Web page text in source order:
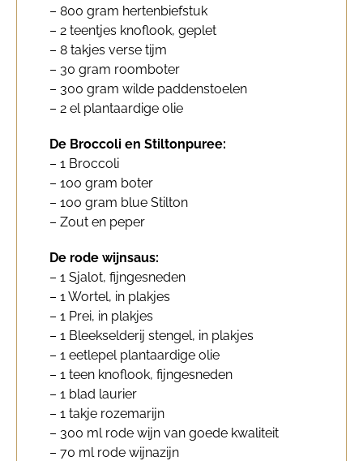
– 800 gram hertenbiefstuk
– 2 teentjes knoflook, geplet
– 8 takjes verse tijm
– 30 gram roomboter
– 300 gram wilde paddenstoelen
– 2 el plantaardige olie
De Broccoli en Stiltonpuree:
– 1 Broccoli
– 100 gram boter
– 100 gram blue Stilton
– Zout en peper
De rode wijnsaus:
– 1 Sjalot, fijngesneden
– 1 Wortel, in plakjes
– 1 Prei, in plakjes
– 1 Bleekselderij stengel, in plakjes
– 1 eetlepel plantaardige olie
– 1 teen knoflook, fijngesneden
– 1 blad laurier
– 1 takje rozemarijn
– 300 ml rode wijn van goede kwaliteit
– 70 ml rode wijnazijn